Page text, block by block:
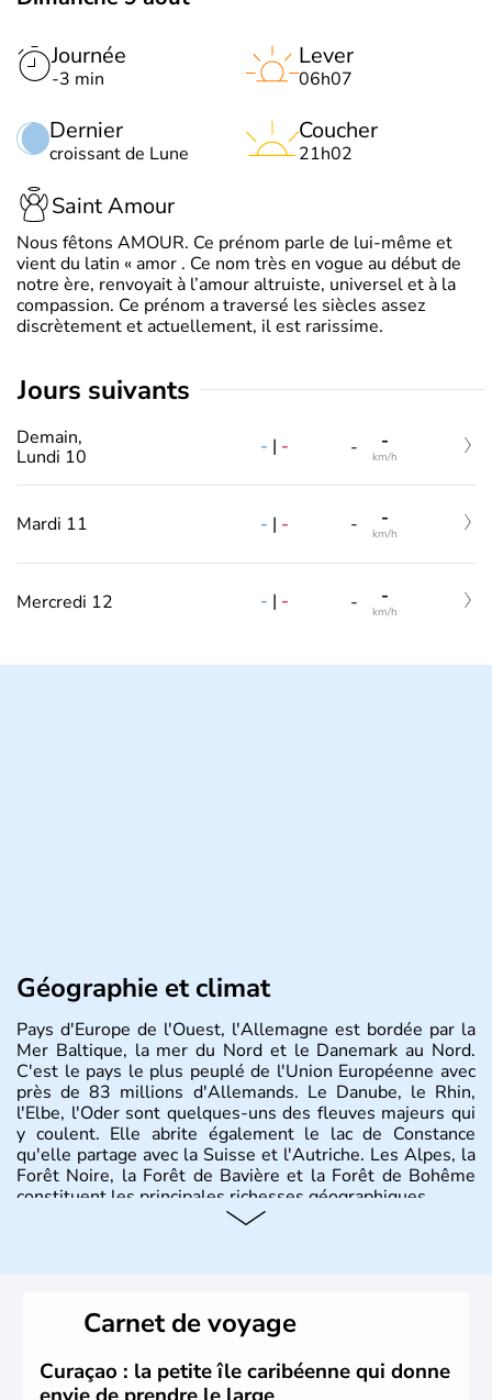
Journée
-3 min
Dernier
croissant de Lune
Lever
06h07
Coucher
21h02
Saint Amour
Nous fêtons AMOUR. Ce prénom parle de lui-même et
vient du latin « amor . Ce nom très en vogue au début de
notre ère, renvoyait à l’amour altruiste, universel et à la
compassion. Ce prénom a traversé les siècles assez
discrètement et actuellement, il est rarissime.
jours suivants
Demain,
Lundi 10
- | - - -
km/h
Mardi 11 - | - - -
km/h
Mercredi 12 - | - - -
km/h
Géographie et climat
Pays d'Europe de l'Ouest, l'Allemagne est bordée par la
Mer Baltique, la mer du Nord et le Danemark au Nord.
C'est le pays le plus peuplé de l'Union Européenne avec
près de 83 millions d'Allemands. Le Danube, le Rhin,
l'Elbe, l'Oder sont quelques-uns des fleuves majeurs qui
y coulent. Elle abrite également le lac de Constance
qu'elle partage avec la Suisse et l'Autriche. Les Alpes, la
Forêt Noire, la Forêt de Bavière et la Forêt de Bohême
constituent les principales richesses géographiques.
lesquelles bénéficient d'une grande autonomie. Le pays
peut se targuer de grands noms qu'il a vu naître dans tous
les domaines, des arts à la politique en passant par la
philosophie. Hertz, Gutenberg, Heidegger, Thomas Mann,
Carnet de voyage
Curaçao : la petite île caribéenne qui donne